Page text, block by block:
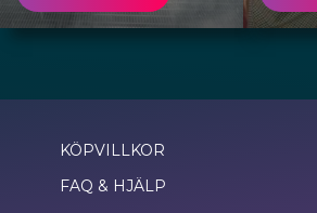
KÖPVILLKOR
FAQ & HJÄLP